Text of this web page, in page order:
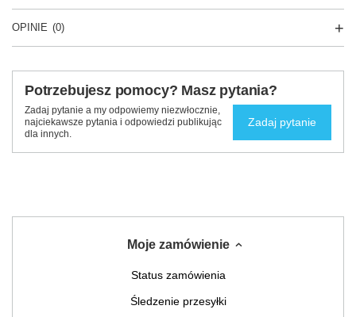
OPINIE (0)
Potrzebujesz pomocy? Masz pytania?
Zadaj pytanie a my odpowiemy niezwłocznie,
najciekawsze pytania i odpowiedzi publikując
dla innych.
Zadaj pytanie
Moje zamówienie
Status zamówienia
Śledzenie przesyłki